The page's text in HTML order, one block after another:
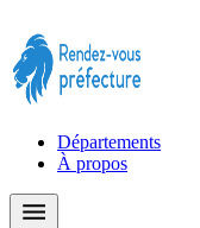
Départements
À propos